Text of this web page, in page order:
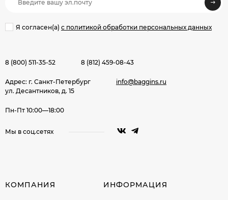
Я согласен(a) с политикой обработки персональных данных
8 (800) 511-35-52 8 (812) 459-08-43
Адрес: г. Санкт-Петербург
ул. Десантников, д. 15
info@baggins.ru
Пн-Пт 10:00—18:00
Мы в соц.сетях
КОМПАНИЯ ИНФОРМАЦИЯ